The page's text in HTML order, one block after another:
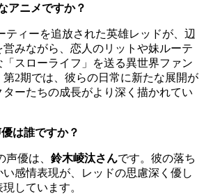
アニメですか？
ティーを追放された英雄レッドが、辺
みながら、恋人のリットや妹ルーテ
「スローライフ」を送る異世界ファン
第2期では、彼らの日常に新たな展開が
ーたちの成長がより深く描かれてい
は誰ですか？
優は、 鈴木崚汰さんです。彼の落ち
感情表現が、レッドの思慮深く優し
しています。